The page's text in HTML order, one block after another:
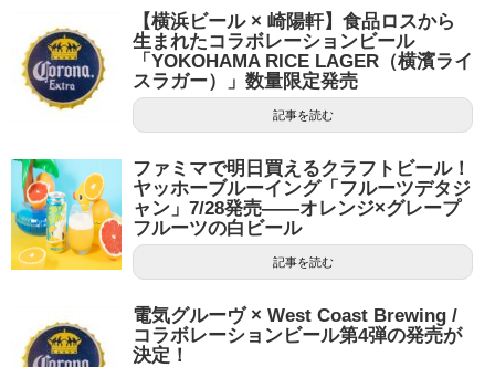
【横浜ビール × 崎陽軒】食品ロスから
生まれたコラボレーションビール
「YOKOHAMA RICE LAGER（横濱ライ
スラガー）」数量限定発売
記事を読む
ファミマで明日買えるクラフトビール！
ヤッホーブルーイング「フルーツデタジ
ャン」7/28発売——オレンジ×グレープ
フルーツの白ビール
記事を読む
電気グルーヴ × West Coast Brewing /
コラボレーションビール第4弾の発売が
決定！